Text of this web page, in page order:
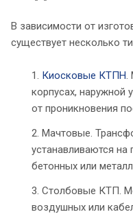
В зависимости от
существует несколько
Киосковые КТПН.
корпусах, наружной
от проникновения
Мачтовые.
устанавливаются
бетонных или
Столбовые КТП.
воздушных или